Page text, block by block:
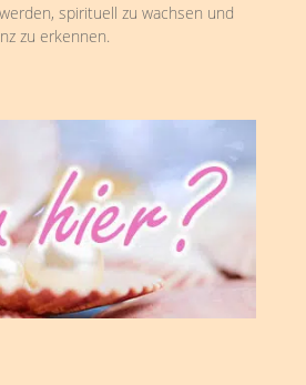
spirituell zu wachsen und
zu erkennen.